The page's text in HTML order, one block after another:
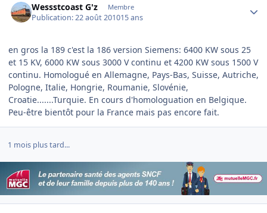
Wessstcoast G'z Membre
Publication:22 août 201015 ans
en gros la 189 c'est la 186 version Siemens: 6400 KW sous 25
et 15 KV, 6000 KW sous 3000 V continu et 4200 KW sous 1500 V
continu. Homologué en Allemagne, Pays-Bas, Suisse, Autriche,
Pologne, Italie, Hongrie, Roumanie, Slovénie,
Croatie.......Turquie. En cours d'homologuation en Belgique.
Peu-être bientôt pour la France mais pas encore fait.
1 mois plus tard...